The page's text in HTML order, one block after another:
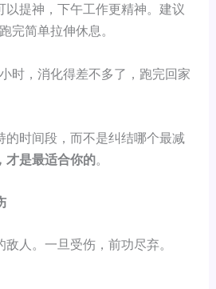
以提神，下午工作更精神。建议
完简单拉伸休息。
时，消化得差不多了，跑完回家
的时间段，而不是纠结哪个最减
才是最适合你的。
人。一旦受伤，前功尽弃。